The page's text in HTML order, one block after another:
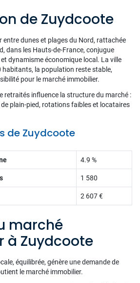
de Zuydcoote
entre dunes et plages du Nord, rattachée
dans les Hauts-de-France, conjugue
dynamisme économique local. La ville
habitants, la population reste stable,
pour le marché immobilier.
retraités influence la structure du marché :
plain-pied, rotations faibles et locataires
de Zuydcoote
4.9 %
1 580
2 607 €
marché
à Zuydcoote
équilibrée, génère une demande de
le marché immobilier.